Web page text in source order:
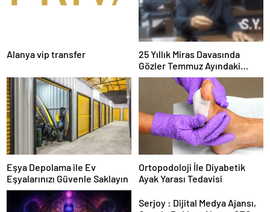
Alanya vip transfer
25 Yıllık Miras Davasında
Gözler Temmuz Ayındaki
Karar Duruşmasına Çevrildi
Eşya Depolama ile Ev
Eşyalarınızı Güvenle Saklayın
Ortopodoloji İle Diyabetik
Ayak Yarası Tedavisi
Serjoy : Dijital Medya Ajansı,